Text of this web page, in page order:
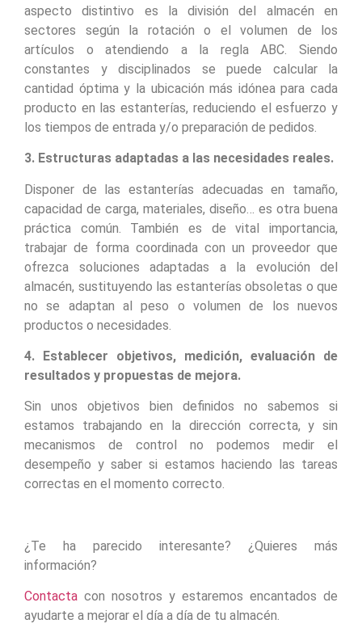
aspecto distintivo es la división del almacén en
sectores según la rotación o el volumen de los
artículos o atendiendo a la regla ABC. Siendo
constantes y disciplinados se puede calcular la
cantidad óptima y la ubicación más idónea para cada
producto en las estanterías, reduciendo el esfuerzo y
los tiempos de entrada y/o preparación de pedidos.
3. Estructuras adaptadas a las necesidades reales.
Disponer de las estanterías adecuadas en tamaño,
capacidad de carga, materiales, diseño… es otra buena
práctica común. También es de vital importancia,
trabajar de forma coordinada con un proveedor que
ofrezca soluciones adaptadas a la evolución del
almacén, sustituyendo las estanterías obsoletas o que
no se adaptan al peso o volumen de los nuevos
productos o necesidades.
4. Establecer objetivos, medición, evaluación de
resultados y propuestas de mejora.
Sin unos objetivos bien definidos no sabemos si
estamos trabajando en la dirección correcta, y sin
mecanismos de control no podemos medir el
desempeño y saber si estamos haciendo las tareas
correctas en el momento correcto.
¿Te ha parecido interesante? ¿Quieres más
información?
Contacta con nosotros y estaremos encantados de
ayudarte a mejorar el día a día de tu almacén.